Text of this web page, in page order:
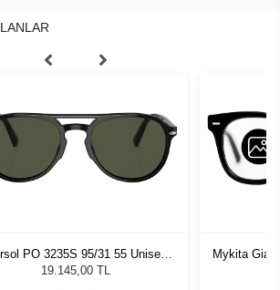
PO 3235S 95/31 55 Unisex
Güneş Gözlüğü
19.145,00 TL
Mykita Gia